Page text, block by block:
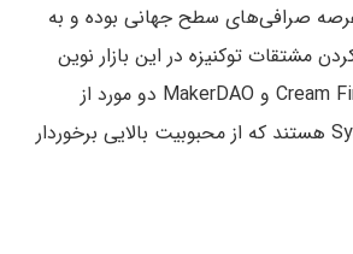
صرافی‌های سطح جهانی بوده و به
مشتقات توکنیزه در این بازار نوین
اختصاص دارد. Cream Finance و MakerDAO دو مورد از
جایگزین‌های Synthetix هستند که از محبوبیت بالایی برخوردار